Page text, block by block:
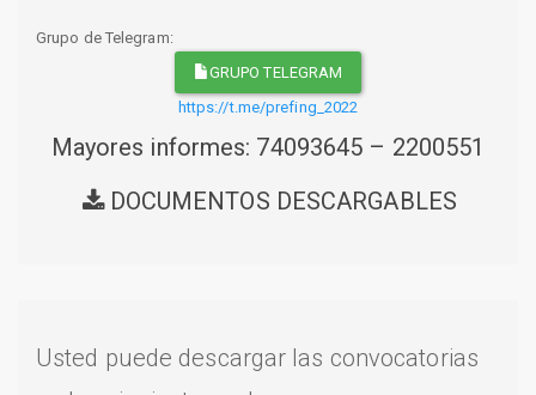
Grupo de Telegram:
GRUPO TELEGRAM
https://t.me/prefing_2022
Mayores informes: 74093645 – 2200551
DOCUMENTOS DESCARGABLES
Usted puede descargar las convocatorias